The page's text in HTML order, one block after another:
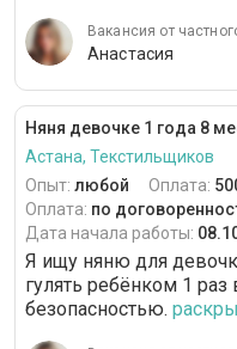
Вакансия от
Анастасия
Няня девочке 1 года 8
Астана, Текстильщиков
Опыт: любой Оплата:
Оплата: по
Дата начала работы:
Я ищу няню для
гулять ребёнком 1
безопасностью.